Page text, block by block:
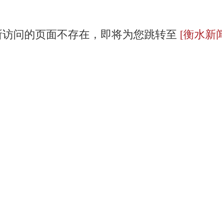
问的页面不存在，即将为您跳转至 [衡水新